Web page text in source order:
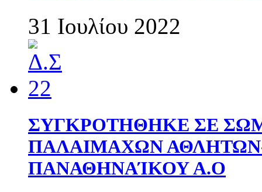
31 Ιουλίου 2022
ΣΥΓΚΡΟΤΗΘΗΚΕ ΣΕ
ΠΑΛΑΙΜΑΧΩΝ
ΠΑΝΑΘΗΝΑΊΚΟΥ Α.Ο